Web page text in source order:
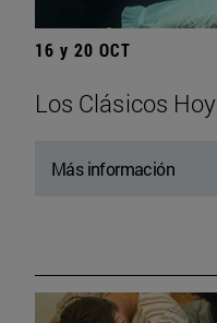
16 y 20 OCT
Los Clásicos Hoy
Más información